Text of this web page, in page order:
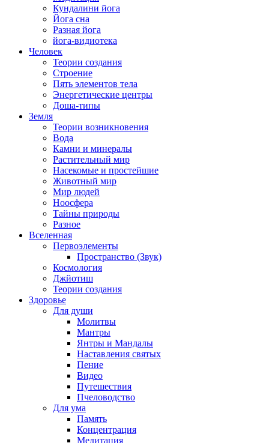
Кундалини йога
Йога сна
Разная йога
йога-видиотека
Человек
Теории создания
Строение
Пять элементов тела
Энергетические центры
Доша-типы
Земля
Теории возникновения
Вода
Камни и минералы
Растительный мир
Насекомые и простейшие
Животный мир
Мир людей
Ноосфера
Тайны природы
Разное
Вселенная
Первоэлементы
Пространство (Звук)
Космология
Джйотиш
Теории создания
Здоровье
Для души
Молитвы
Мантры
Янтры и Мандалы
Наставления святых
Пение
Видео
Путешествия
Пчеловодство
Для ума
Память
Концентрация
Медитация